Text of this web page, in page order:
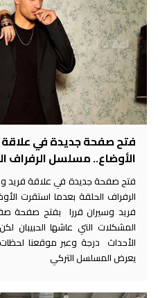
فتح صفحة جديدة في علاقة
الأوضاع.. مسلسل الرفراف
فتح صفحة جديدة في علاقة فريد
الرفراف الحلقة بعدما استقرت
فريد وسيران قررا بفتح صفحة
المشكلات التي عاشها
الأحداث درجة وعبر موقعنا
يعرض المسلسل التركي